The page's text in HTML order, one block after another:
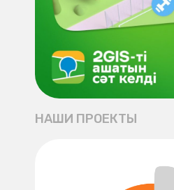
НАШИ ПРОЕКТЫ